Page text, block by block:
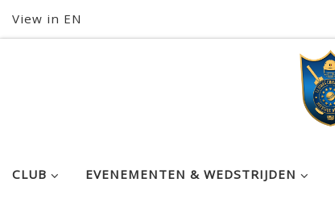
Skip to content
View in EN
CLUB EVENEMENTEN & WEDSTRIJDEN